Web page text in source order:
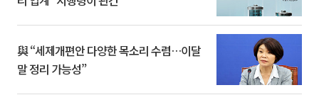
與 “세제개편안 다양한 목소리 수렴…이달
말 정리 가능성”